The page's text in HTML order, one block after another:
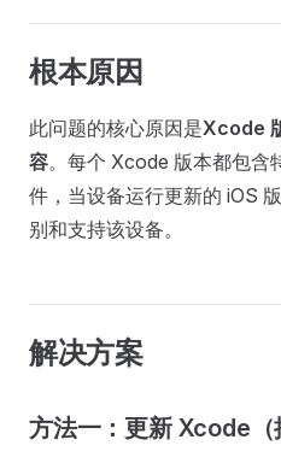
根本原因
此问题的核心原因是Xcode
容。每个 Xcode 版本都包含
件，当设备运行更新的 iOS
别和支持该设备。
解决方案
方法一：更新 Xcode（